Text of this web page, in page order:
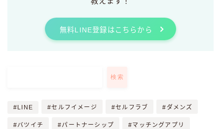
無料LINE登録はこちらから
検索
LINE セルフイメージ セルフラブ ダメンズ
バツイチ パートナーシップ マッチングアプリ